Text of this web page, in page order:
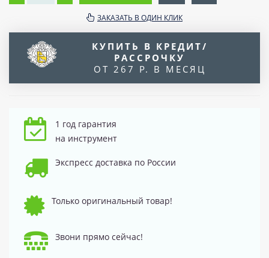
ЗАКАЗАТЬ В ОДИН КЛИК
КУПИТЬ В КРЕДИТ/
РАССРОЧКУ
ОТ 267 Р. В МЕСЯЦ
1 год гарантия
на инструмент
Экспресс доставка по России
Только оригинальный товар!
Звони прямо сейчас!